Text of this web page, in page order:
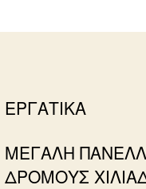
ΕΡΓΑΤΙΚΑ
ΜΕΓΑΛΗ
ΔΡΟΜΟΥΣ